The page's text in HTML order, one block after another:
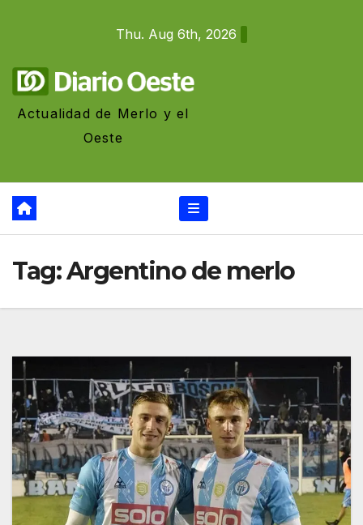
Thu. Aug 6th, 2026
Actualidad de Merlo y el
Oeste
Tag:Argentino de merlo